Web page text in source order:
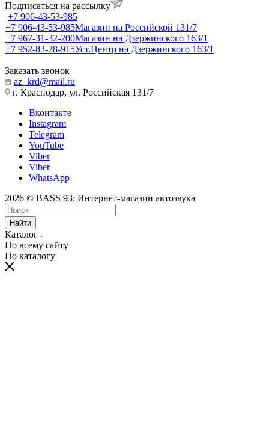
Подписаться на рассылку
+7 906-43-53-985
+7 906-43-53-985Магазин на Российской 131/7
+7 967-31-32-200Магазин на Дзержинского 163/1
+7 952-83-28-915Уст.Центр на Дзержинского 163/1
Заказать звонок
az_krd@mail.ru
г. Краснодар, ул. Российская 131/7
Вконтакте
Instagram
Telegram
YouTube
Viber
Viber
WhatsApp
2026 © BASS 93: Интернет-магазин автозвука
Найти
Каталог
По всему сайту
По каталогу